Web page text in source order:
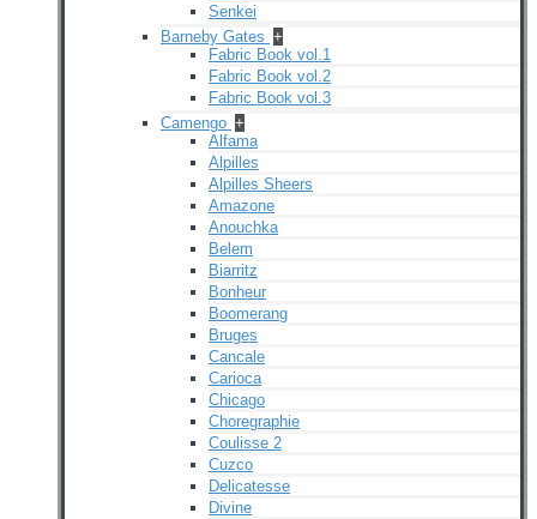
Senkei
Barneby Gates +
Fabric Book vol.1
Fabric Book vol.2
Fabric Book vol.3
Camengo +
Alfama
Alpilles
Alpilles Sheers
Amazone
Anouchka
Belem
Biarritz
Bonheur
Boomerang
Bruges
Cancale
Carioca
Chicago
Choregraphie
Coulisse 2
Cuzco
Delicatesse
Divine